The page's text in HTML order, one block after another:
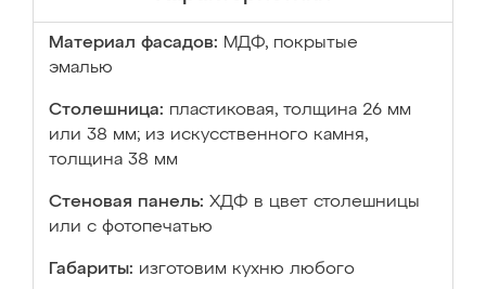
Материал фасадов: МДФ, покрытые
эмалью
Столешница: пластиковая, толщина 26 мм
или 38 мм; из искусственного камня,
толщина 38 мм
Стеновая панель: ХДФ в цвет столешницы
или с фотопечатью
Габариты: изготовим кухню любого